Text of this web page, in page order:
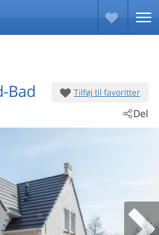
Tilføj til favoritter
Del
Bad